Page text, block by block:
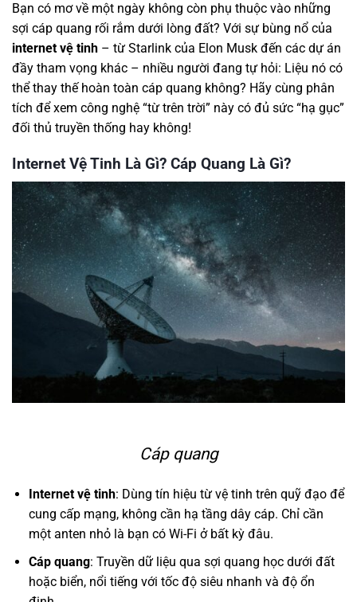
Bạn có mơ về một ngày không còn phụ thuộc vào những
sợi cáp quang rối rắm dưới lòng đất? Với sự bùng nổ của
internet vệ tinh – từ Starlink của Elon Musk đến các dự án
đầy tham vọng khác – nhiều người đang tự hỏi: Liệu nó có
thể thay thế hoàn toàn cáp quang không? Hãy cùng phân
tích để xem công nghệ “từ trên trời” này có đủ sức “hạ gục”
đối thủ truyền thống hay không!
Internet Vệ Tinh Là Gì? Cáp Quang Là Gì?
Cáp quang
Internet vệ tinh: Dùng tín hiệu từ vệ tinh trên quỹ đạo để
cung cấp mạng, không cần hạ tầng dây cáp. Chỉ cần
một anten nhỏ là bạn có Wi-Fi ở bất kỳ đâu.
Cáp quang: Truyền dữ liệu qua sợi quang học dưới đất
hoặc biển, nổi tiếng với tốc độ siêu nhanh và độ ổn